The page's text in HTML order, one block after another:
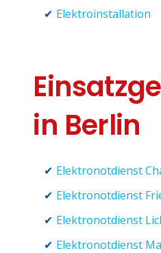
Elektroinstallation
in Berlin
Elektronotdienst
Elektronotdienst
Elektronotdienst
Elektronotdienst